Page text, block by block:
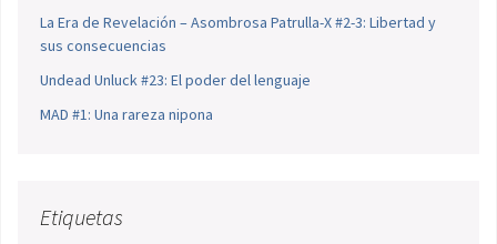
La Era de Revelación – Asombrosa Patrulla-X #2-3: Libertad y
sus consecuencias
Undead Unluck #23: El poder del lenguaje
MAD #1: Una rareza nipona
Etiquetas